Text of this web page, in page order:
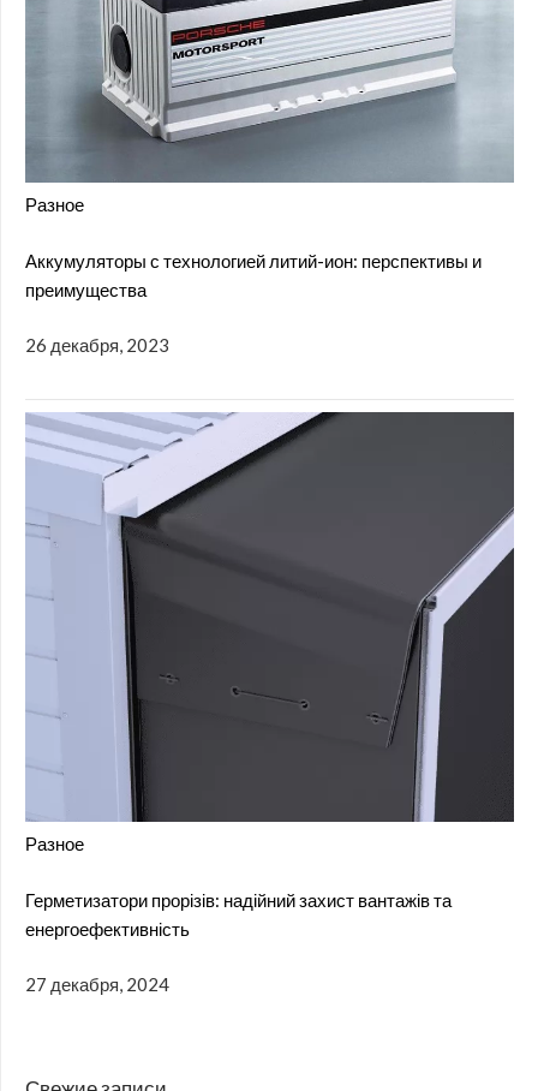
Разное
Аккумуляторы с технологией литий-ион: перспективы и
преимущества
26 декабря, 2023
Разное
Герметизатори прорізів: надійний захист вантажів та
енергоефективність
27 декабря, 2024